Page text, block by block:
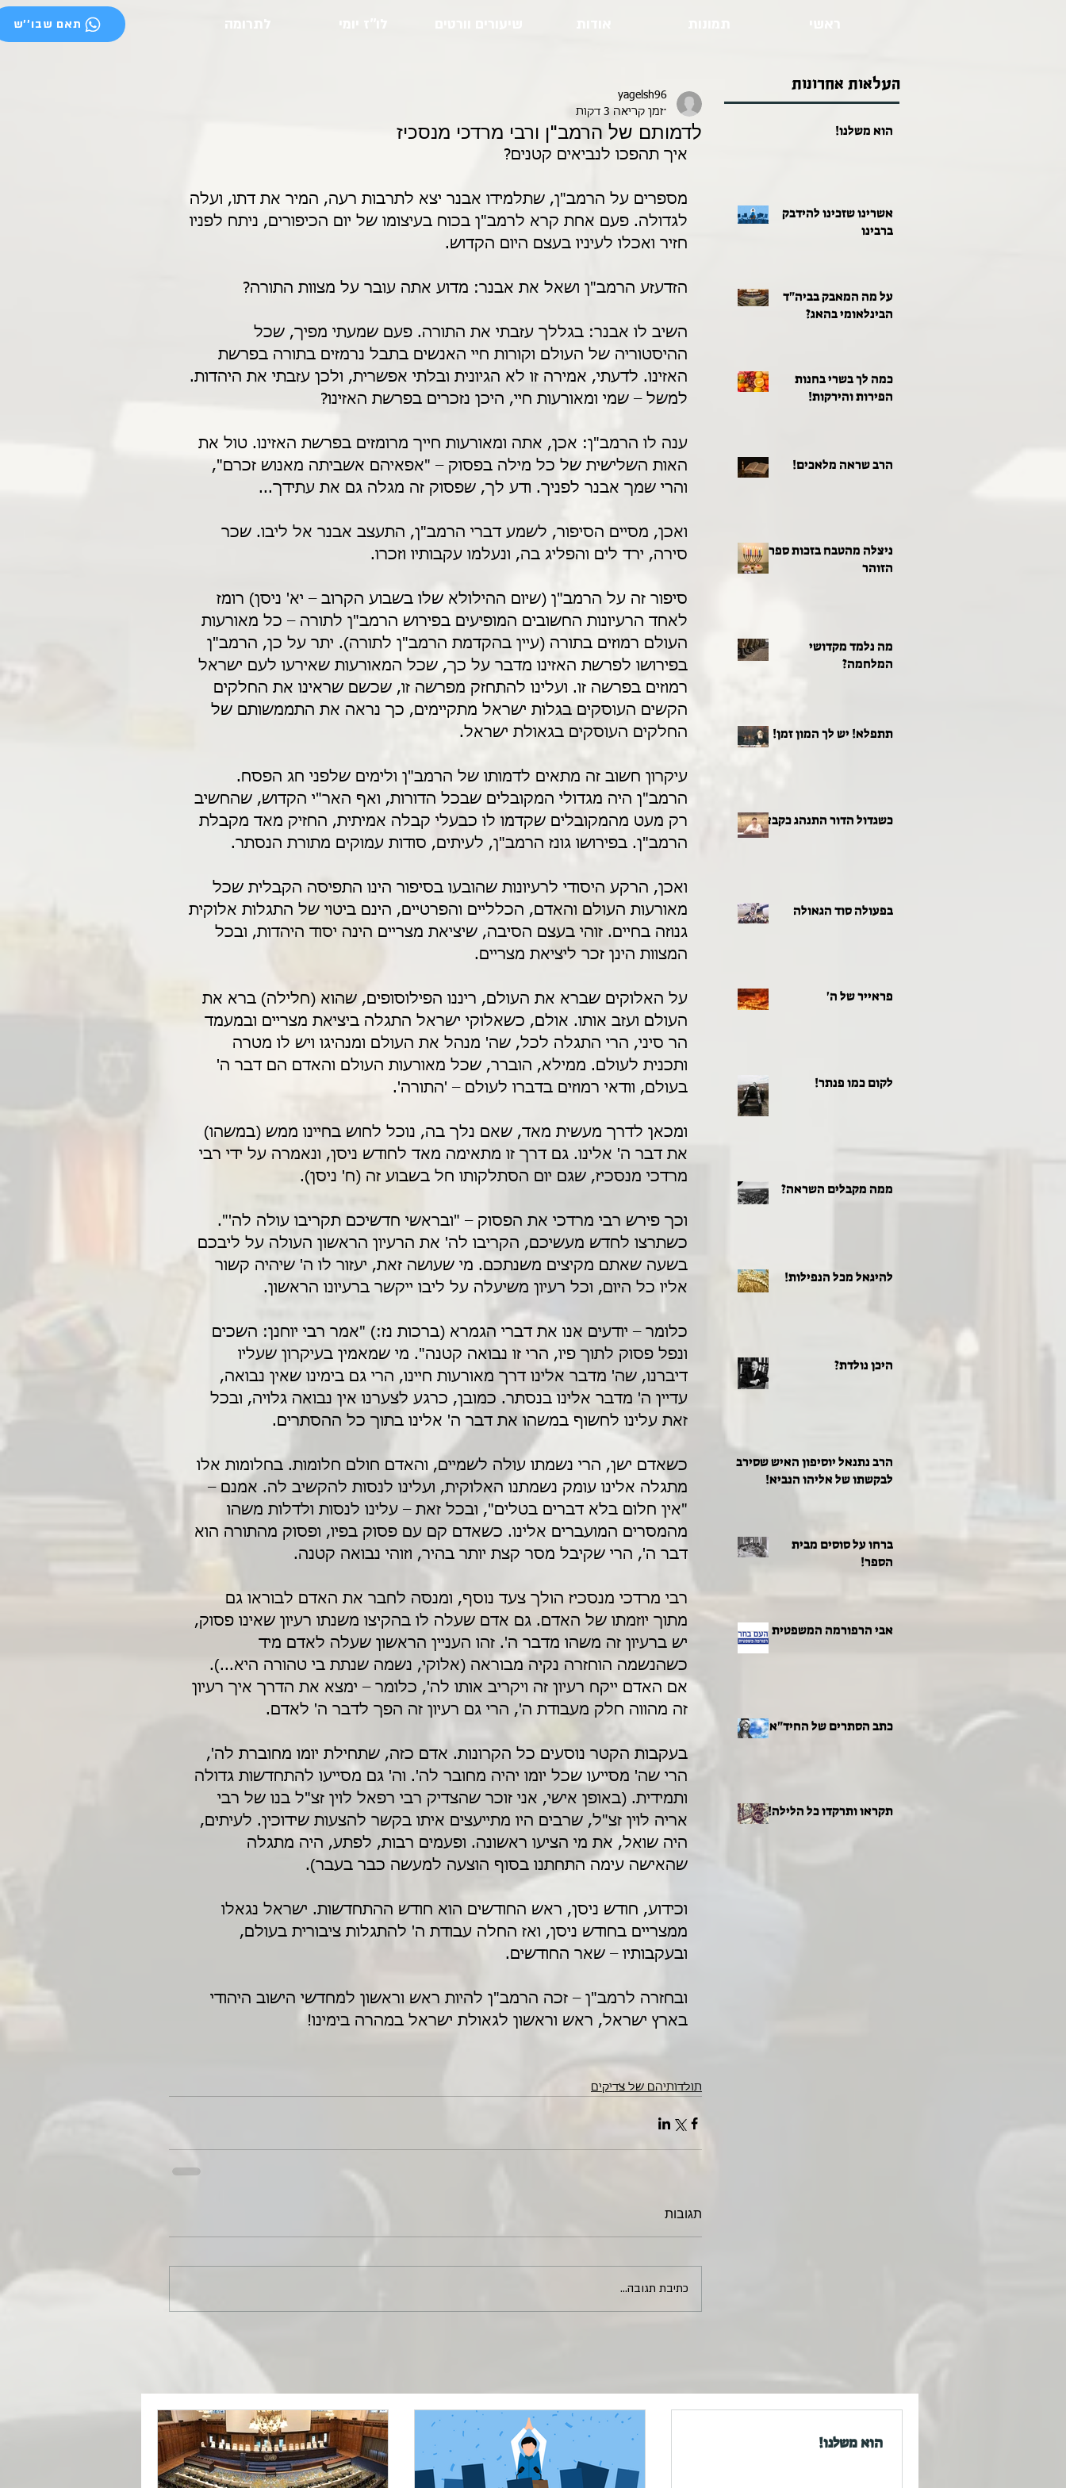
תאם שבו''ש לתרומה
לדמותם של הרמב"ן ורבי מרדכי מנסכיז
yagelsh96
זמן קריאה 3 דקות
איך תהפכו לנביאים קטנים?
מספרים על הרמב"ן, שתלמידו אבנר יצא לתרבות רעה, המיר את דתו, ועלה
לגדולה. פעם אחת קרא לרמב"ן בכוח בעיצומו של יום הכיפורים, ניתח לפניו
חזיר ואכלו לעיניו בעצם היום הקדוש.
הזדעזע הרמב"ן ושאל את אבנר: מדוע אתה עובר על מצוות התורה?
השיב לו אבנר: בגללך עזבתי את התורה. פעם שמעתי מפיך, שכל
ההיסטוריה של העולם וקורות חיי האנשים בתבל נרמזים בתורה בפרשת
האזינו. לדעתי, אמירה זו לא הגיונית ובלתי אפשרית, ולכן עזבתי את היהדות.
למשל – שמי ומאורעות חיי, היכן נזכרים בפרשת האזינו?
ענה לו הרמב"ן: אכן, אתה ומאורעות חייך מרומזים בפרשת האזינו. טול את
האות השלישית של כל מילה בפסוק – "אפאיהם אשביתה מאנוש זכרם",
והרי שמך אבנר לפניך. ודע לך, שפסוק זה מגלה גם את עתידך...
ואכן, מסיים הסיפור, לשמע דברי הרמב"ן, התעצב אבנר אל ליבו. שכר
סירה, ירד לים והפליג בה, ונעלמו עקבותיו וזכרו.
סיפור זה על הרמב"ן (שיום ההילולא שלו בשבוע הקרוב – יא' ניסן) רומז
לאחד הרעיונות החשובים המופיעים בפירוש הרמב"ן לתורה – כל מאורעות
העולם רמוזים בתורה (עיין בהקדמת הרמב"ן לתורה). יתר על כן, הרמב"ן
בפירושו לפרשת האזינו מדבר על כך, שכל המאורעות שאירעו לעם ישראל
רמוזים בפרשה זו. ועלינו להתחזק מפרשה זו, שכשם שראינו את החלקים
הקשים העוסקים בגלות ישראל מתקיימים, כך נראה את התממשותם של
החלקים העוסקים בגאולת ישראל.
עיקרון חשוב זה מתאים לדמותו של הרמב"ן ולימים שלפני חג הפסח.
הרמב"ן היה מגדולי המקובלים שבכל הדורות, ואף האר"י הקדוש, שהחשיב
רק מעט מהמקובלים שקדמו לו כבעלי קבלה אמיתית, החזיק מאד מקבלת
הרמב"ן. בפירושו גונז הרמב"ן, לעיתים, סודות עמוקים מתורת הנסתר.
ואכן, הרקע היסודי לרעיונות שהובעו בסיפור הינו התפיסה הקבלית שכל
מאורעות העולם והאדם, הכלליים והפרטיים, הינם ביטוי של התגלות אלוקית
גנוזה בחיים. זוהי בעצם הסיבה, שיציאת מצריים הינה יסוד היהדות, ובכל
המצוות הינן זכר ליציאת מצריים.
על האלוקים שברא את העולם, ריננו הפילוסופים, שהוא (חלילה) ברא את
העולם ועזב אותו. אולם, כשאלוקי ישראל התגלה ביציאת מצריים ובמעמד
הר סיני, הרי התגלה לכל, שה' מנהל את העולם ומנהיגו ויש לו מטרה
ותכנית לעולם. ממילא, הוברר, שכל מאורעות העולם והאדם הם דבר ה'
בעולם, וודאי רמוזים בדברו לעולם – 'התורה'.
ומכאן לדרך מעשית מאד, שאם נלך בה, נוכל לחוש בחיינו ממש (במשהו)
את דבר ה' אלינו. גם דרך זו מתאימה מאד לחודש ניסן, ונאמרה על ידי רבי
מרדכי מנסכיז, שגם יום הסתלקותו חל בשבוע זה (ח' ניסן).
וכך פירש רבי מרדכי את הפסוק – "ובראשי חדשיכם תקריבו עולה לה'".
כשתרצו לחדש מעשיכם, הקריבו לה' את הרעיון הראשון העולה על ליבכם
בשעה שאתם מקיצים משנתכם. מי שעושה זאת, יעזור לו ה' שיהיה קשור
אליו כל היום, וכל רעיון משיעלה על ליבו ייקשר ברעיונו הראשון.
כלומר – יודעים אנו את דברי הגמרא (ברכות נז:) "אמר רבי יוחנן: השכים
ונפל פסוק לתוך פיו, הרי זו נבואה קטנה". מי שמאמין בעיקרון שעליו
דיברנו, שה' מדבר אלינו דרך מאורעות חיינו, הרי גם בימינו שאין נבואה,
עדיין ה' מדבר אלינו בנסתר. כמובן, כרגע לצערנו אין נבואה גלויה, ובכל
זאת עלינו לחשוף במשהו את דבר ה' אלינו בתוך כל ההסתרים.
כשאדם ישן, הרי נשמתו עולה לשמיים, והאדם חולם חלומות. בחלומות אלו
מתגלה אלינו עומק נשמתנו האלוקית, ועלינו לנסות להקשיב לה. אמנם –
"אין חלום בלא דברים בטלים", ובכל זאת – עלינו לנסות ולדלות משהו
מהמסרים המועברים אלינו. כשאדם קם עם פסוק בפיו, ופסוק מהתורה הוא
דבר ה', הרי שקיבל מסר קצת יותר בהיר, וזוהי נבואה קטנה.
רבי מרדכי מנסכיז הולך צעד נוסף, ומנסה לחבר את האדם לבוראו גם
מתוך יוזמתו של האדם. גם אדם שעלה לו בהקיצו משנתו רעיון שאינו פסוק,
יש ברעיון זה משהו מדבר ה'. זהו העניין הראשון שעלה לאדם מיד
כשהנשמה הוחזרה נקיה מבוראה (אלוקי, נשמה שנתת בי טהורה היא...).
אם האדם ייקח רעיון זה ויקריב אותו לה', כלומר – ימצא את הדרך איך רעיון
זה מהווה חלק מעבודת ה', הרי גם רעיון זה הפך לדבר ה' לאדם.
בעקבות הקטר נוסעים כל הקרונות. אדם כזה, שתחילת יומו מחוברת לה',
הרי שה' מסייעו שכל יומו יהיה מחובר לה'. וה' גם מסייעו להתחדשות גדולה
ותמידית. (באופן אישי, אני זוכר שהצדיק רבי רפאל לוין זצ"ל בנו של רבי
אריה לוין זצ"ל, שרבים היו מתייעצים איתו בקשר להצעות שידוכין. לעיתים,
היה שואל, את מי הציעו ראשונה. ופעמים רבות, לפתע, היה מתגלה
שהאישה עימה התחתנו בסוף הוצעה למעשה כבר בעבר).
וכידוע, חודש ניסן, ראש החודשים הוא חודש ההתחדשות. ישראל נגאלו
ממצריים בחודש ניסן, ואז החלה עבודת ה' להתגלות ציבורית בעולם,
ובעקבותיו – שאר החודשים.
ובחזרה לרמב"ן – זכה הרמב"ן להיות ראש וראשון למחדשי הישוב היהודי
בארץ ישראל, ראש וראשון לגאולת ישראל במהרה בימינו!
תולדותיהם של צדיקים
תגובות
כתיבת תגובה...
העלאות אחרונות
הוא משלנו!
אשרינו שזכינו להידבק
ברבינו
על מה המאבק בביה"ד
הבינלאומי בהאג?
כמה לך בשרי בחנות
הפירות והירקות!
הרב שראה מלאכים!
ניצלה מהטבח בזכות ספר
הזוהר
מה נלמד מקדושי
המלחמה?
תתפלא! יש לך המון זמן!
כשגדול הדור התנהג כקבצן
בפעולה סוד הגאולה
פראייר של ה'
לקום כמו פנתר!
ממה מקבלים השראה?
להיגאל מכל הנפילות!
היכן נולדת?
הרב נתנאל יוסיפון האיש שסירב
לבקשתו של אליהו הנביא!
ברחו על סוסים מבית
הספר!
אבי הרפורמה המשפטית
כתב הסתרים של החיד"א
תקראו ותרקדו כל הלילה!
תגיות
הוא משלנו!